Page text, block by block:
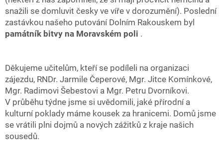
snažili se domluvit česky ve víře v dorozumění). Poslední
zastávkou našeho putování Dolním Rakouskem byl
památník bitvy na Moravském poli .
Děkujeme učitelům, kteří se podíleli na organizaci
zájezdu, RNDr. Jarmile Čeperové, Mgr. Jitce Komínkové,
Mgr. Radimovi Šebestovi a Mgr. Petru Dvorníkovi.
V průběhu týdne jsme si uvědomili, jaké přírodní a
kulturní poklady máme kousek za hranicemi. Domů jsme
se vrátili plni dojmů a nových zážitků z kraje našich
sousedů.